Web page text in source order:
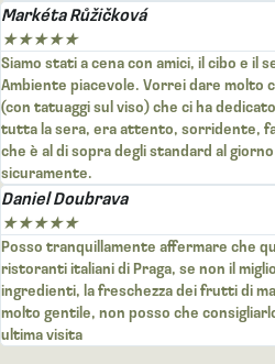
Markéta Růžičková
★★★★★
Siamo stati a cena con amici, il cibo e il
Ambiente piacevole. Vorrei dare molto
(con tatuaggi sul viso) che ci ha
tutta la sera, era attento, sorridente,
che è al di sopra degli standard al
sicuramente.
Daniel Doubrava
★★★★★
Posso tranquillamente affermare che
ristoranti italiani di Praga, se non il
ingredienti, la freschezza dei frutti di
molto gentile, non posso che
ultima visita